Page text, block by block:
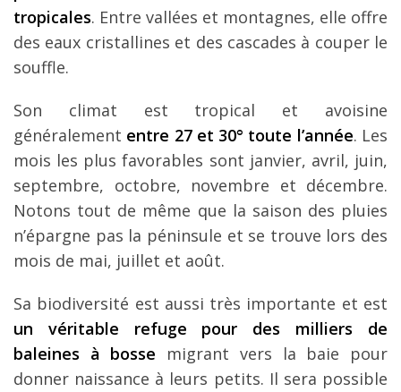
tropicales. Entre vallées et montagnes, elle offre
des eaux cristallines et des cascades à couper le
souffle.
Son climat est tropical et avoisine
généralement entre 27 et 30° toute l’année. Les
mois les plus favorables sont janvier, avril, juin,
septembre, octobre, novembre et décembre.
Notons tout de même que la saison des pluies
n’épargne pas la péninsule et se trouve lors des
mois de mai, juillet et août.
Sa biodiversité est aussi très importante et est
un véritable refuge pour des milliers de
baleines à bosse migrant vers la baie pour
donner naissance à leurs petits. Il sera possible